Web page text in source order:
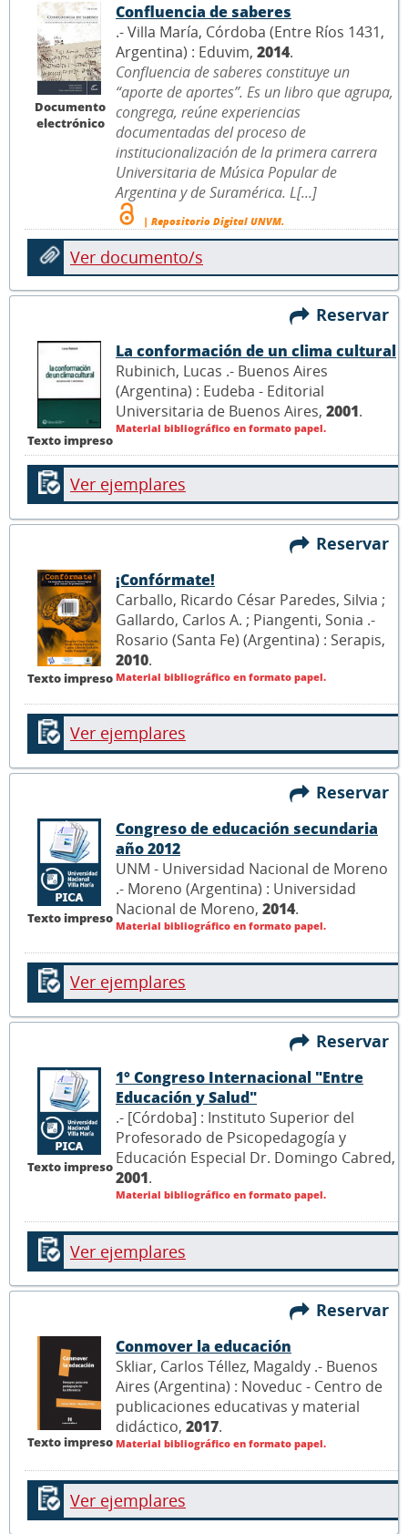
Documento
electrónico
Confluencia de saberes
.- Villa María, Córdoba (Entre Ríos 1431,
Argentina) : Eduvim, 2014.
Confluencia de saberes constituye un
“aporte de aportes”. Es un libro que agrupa,
congrega, reúne experiencias
documentadas del proceso de
institucionalización de la primera carrera
Universitaria de Música Popular de
Argentina y de Suramérica. L[...]
| Repositorio Digital UNVM.
Ver documento/s
Reservar
Texto impreso
La conformación de un clima cultural
Rubinich, Lucas .- Buenos Aires
(Argentina) : Eudeba - Editorial
Universitaria de Buenos Aires, 2001.
Material bibliográfico en formato papel.
Ver ejemplares
Reservar
Texto impreso
¡Confórmate!
Carballo, Ricardo César Paredes, Silvia ;
Gallardo, Carlos A. ; Piangenti, Sonia .-
Rosario (Santa Fe) (Argentina) : Serapis,
2010.
Material bibliográfico en formato papel.
Ver ejemplares
Reservar
Texto impreso
Congreso de educación secundaria
año 2012
UNM - Universidad Nacional de Moreno
.- Moreno (Argentina) : Universidad
Nacional de Moreno, 2014.
Material bibliográfico en formato papel.
Ver ejemplares
Reservar
Texto impreso
1° Congreso Internacional "Entre
Educación y Salud"
.- [Córdoba] : Instituto Superior del
Profesorado de Psicopedagogía y
Educación Especial Dr. Domingo Cabred,
2001.
Material bibliográfico en formato papel.
Ver ejemplares
Reservar
Texto impreso
Conmover la educación
Skliar, Carlos Téllez, Magaldy .- Buenos
Aires (Argentina) : Noveduc - Centro de
publicaciones educativas y material
didáctico, 2017.
Material bibliográfico en formato papel.
Ver ejemplares